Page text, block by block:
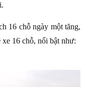
16 chỗ ngày một tăng,
16 chỗ, nổi bật như: